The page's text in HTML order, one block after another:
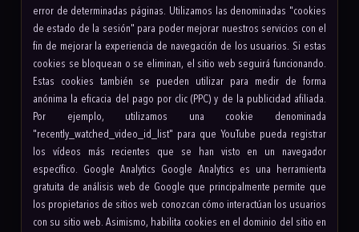
error de determinadas páginas. Utilizamos las denominadas "cookies
de estado de la sesión" para poder mejorar nuestros servicios con el
fin de mejorar la experiencia de navegación de los usuarios. Si estas
cookies se bloquean o se eliminan, el sitio web seguirá funcionando.
Estas cookies también se pueden utilizar para medir de forma
anónima la eficacia del pago por clic (PPC) y de la publicidad afiliada.
Por ejemplo, utilizamos una cookie denominada
"recently_watched_video_id_list" para que YouTube pueda registrar
los vídeos más recientes que se han visto en un navegador
específico. Google Analytics Google Analytics es una herramienta
gratuita de análisis web de Google que principalmente permite que
los propietarios de sitios web conozcan cómo interactúan los usuarios
con su sitio web. Asimismo, habilita cookies en el dominio del sitio en